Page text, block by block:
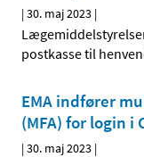
|30. maj 2023 |
postkasse til
EMA indfører
(MFA) for login i
|30. maj 2023 |